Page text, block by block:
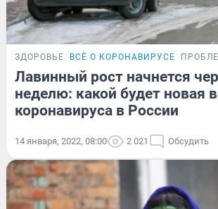
ЗДОРОВЬЕ ВСЁ О КОРОНАВИРУСЕ
Лавинный рост начнется
неделю: какой будет новая
коронавируса в России
14 января, 2022, 08:00 2 021 Обсудить